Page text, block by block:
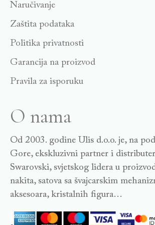
Naručivanje
Zaštita podataka
Politika privatnosti
Garancija na proizvod
Pravila za isporuku
O nama
Od 2003. godine Ulis d.o.o. je, na
Gore, ekskluzivni partner i
Swarovski, svjetskog lidera u
nakita, satova sa švajcarskim
aksesoara, kristalnih figura…